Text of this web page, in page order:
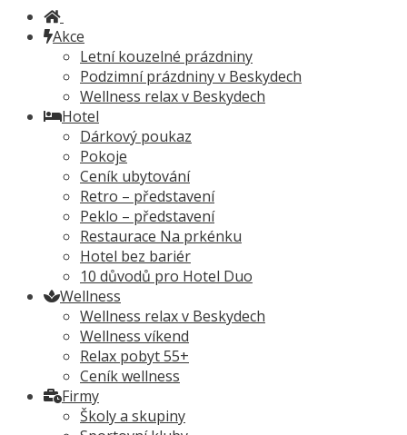
Akce
Letní kouzelné prázdniny
Podzimní prázdniny v Beskydech
Wellness relax v Beskydech
Hotel
Dárkový poukaz
Pokoje
Ceník ubytování
Retro – představení
Peklo – představení
Restaurace Na prkénku
Hotel bez bariér
10 důvodů pro Hotel Duo
Wellness
Wellness relax v Beskydech
Wellness víkend
Relax pobyt 55+
Ceník wellness
Firmy
Školy a skupiny